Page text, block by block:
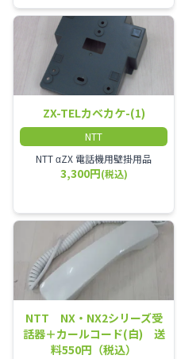
ZX-TELカベカケ-(1)
NTT
NTT αZX 電話機用壁掛用品
3,300円(税込)
NTT NX・NX2シリーズ受
話器＋カールコード(白) 送
料550円（税込）